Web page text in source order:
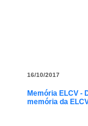
16/10/2017
Memória ELCV -
memória da